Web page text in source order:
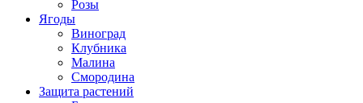
Розы
Ягоды
Виноград
Клубника
Малина
Смородина
Защита растений